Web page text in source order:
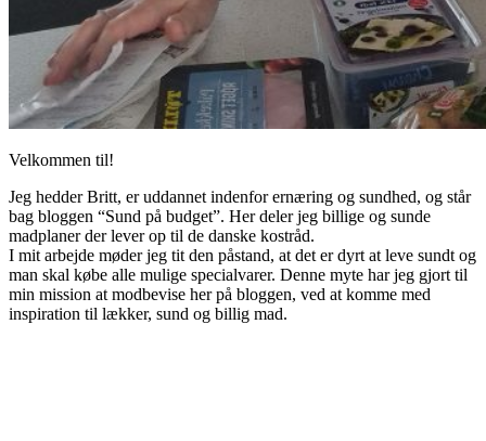
Velkommen til!
Jeg hedder Britt, er uddannet indenfor ernæring og sundhed, og står
bag bloggen “Sund på budget”. Her deler jeg billige og sunde
madplaner der lever op til de danske kostråd.
I mit arbejde møder jeg tit den påstand, at det er dyrt at leve sundt og
man skal købe alle mulige specialvarer. Denne myte har jeg gjort til
min mission at modbevise her på bloggen, ved at komme med
inspiration til lækker, sund og billig mad.